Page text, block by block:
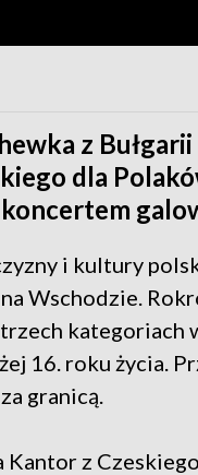
z
dla
i kultury
Wschodzie.
kategoriach
16. roku życia.
granicą.
z